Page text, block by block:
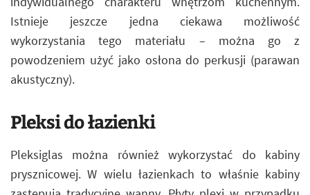
Istnieje jeszcze jedna ciekawa możliwość
wykorzystania tego materiału – można go z
powodzeniem użyć jako osłona do perkusji (parawan
akustyczny).
Pleksi do łazienki
Pleksiglas można również wykorzystać do kabiny
prysznicowej. W wielu łazienkach to właśnie kabiny